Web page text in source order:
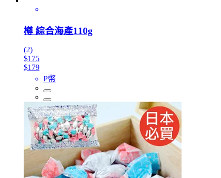
樽 綜合海產110g
(2)
$175
$179
P幣